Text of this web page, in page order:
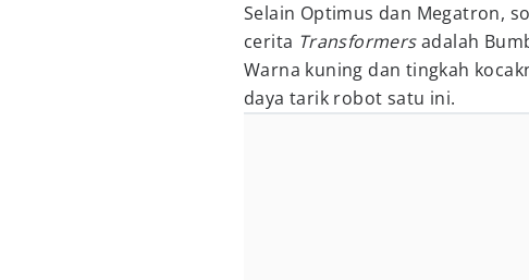
Selain Optimus dan Megatron,
cerita Transformersadalah
Warna kuning dan tingkah
daya tarik robot satu ini.